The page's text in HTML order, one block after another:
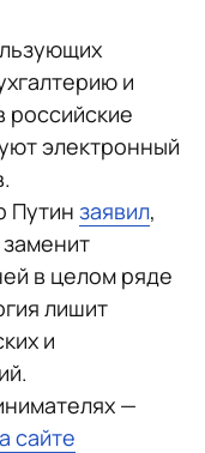
и
российские
электронный
Путин заявил,
в целом ряде
лишит
и
—
сайте